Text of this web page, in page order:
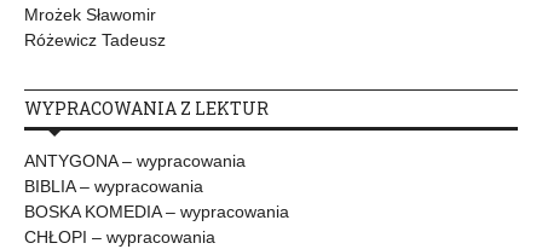
Mrożek Sławomir
Różewicz Tadeusz
WYPRACOWANIA Z LEKTUR
ANTYGONA – wypracowania
BIBLIA – wypracowania
BOSKA KOMEDIA – wypracowania
CHŁOPI – wypracowania